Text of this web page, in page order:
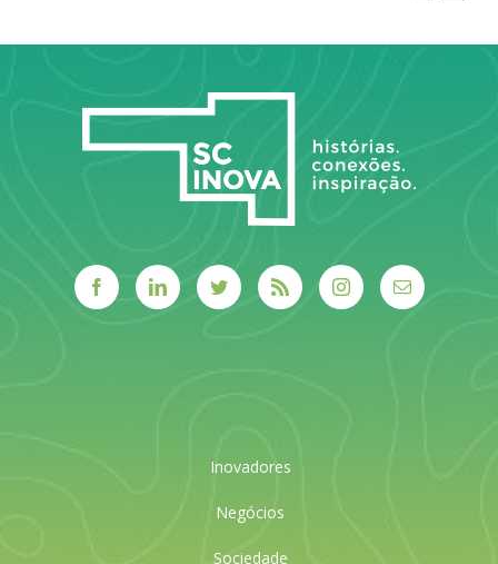
Inovadores
Negócios
Sociedade